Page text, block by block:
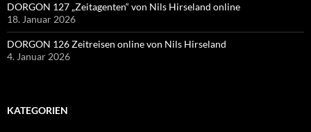
DORGON 127 „Zeitagenten“ von Nils Hirseland online
18. Januar 2026
DORGON 126 Zeitreisen online von Nils Hirseland
4. Januar 2026
KATEGORIEN